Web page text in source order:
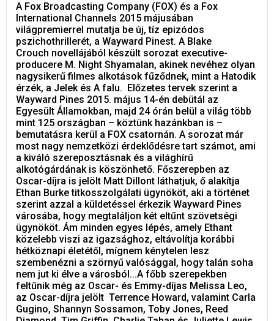
A Fox Broadcasting Company (FOX) és a Fox
International Channels 2015 májusában
világpremierrel mutatja be új, tíz epizódos
pszichothrillerét, a Wayward Pinest. A Blake
Crouch novellájából készült sorozat executive-
producere M. Night Shyamalan, akinek nevéhez olyan
nagysikerű filmes alkotások fűződnek, mint a Hatodik
érzék, a Jelek és A falu. Előzetes tervek szerint a
Wayward Pines 2015. május 14-én debütál az
Egyesült Államokban, majd 24 órán belül a világ több
mint 125 országban – köztünk hazánkban is –
bemutatásra kerül a FOX csatornán. A sorozat már
most nagy nemzetközi érdeklődésre tart számot, ami
a kiváló szereposztásnak és a világhírű
alkotógárdának is köszönhető. Főszerepben az
Oscar-díjra is jelölt Matt Dillont láthatjuk, ő alakítja
Ethan Burke titkosszolgálati ügynököt, aki a történet
szerint azzal a küldetéssel érkezik Wayward Pines
városába, hogy megtaláljon két eltűnt szövetségi
ügynököt. Ám minden egyes lépés, amely Ethant
közelebb viszi az igazsághoz, eltávolítja korábbi
hétköznapi életétől, mígnem kénytelen lesz
szembenézni a szörnyű valósággal, hogy talán soha
nem jut ki élve a városból...A főbb szerepekben
feltűnik még az Oscar- és Emmy-díjas Melissa Leo,
az Oscar-díjra jelölt Terrence Howard, valamint Carla
Gugino, Shannyn Sossamon, Toby Jones, Reed